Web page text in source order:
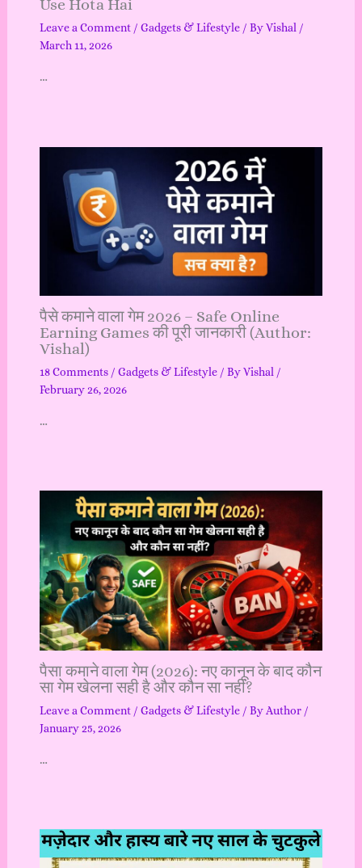
Use Hota Hai
Leave a Comment / Gadgets & Lifestyle/ ByVishal /
March 11, 2026
…
पैसे कमाने वाला गेम 2026 – Safe Online
Earning Games की पूरी जानकारी (Author:
Vishal)
18 Comments / Gadgets & Lifestyle/ ByVishal /
February 26, 2026
…
पैसा कमाने वाला गेम (2026): नए कानून के बाद कौन
सा गेम खेलना सही है और कौन सा नहीं?
Leave a Comment / Gadgets & Lifestyle/ By Author /
January 25, 2026
…